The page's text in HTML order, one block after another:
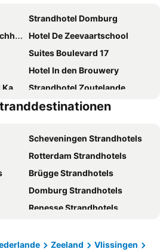
Strandhotel Domburg
Hotel De Zeevaartschool
Suites Boulevard 17
Hotel In den Brouwery
Strandhotel Zoutelande
Bad
Strandhotel Duinoord
Strandhotel
Hotel Duinlust
Fletcher Hotel-Restaurant de Dikke van Dale
Hotel de Schelde
Van der Valk Hotel Middelburg
Meer
Noordzee, Hotel & Spa
Scheveningen Strandhotels
Rotterdam Strandhotels
Brügge Strandhotels
Domburg Strandhotels
Renesse Strandhotels
De Haan Strandhotels
Zeeland
Vlissingen